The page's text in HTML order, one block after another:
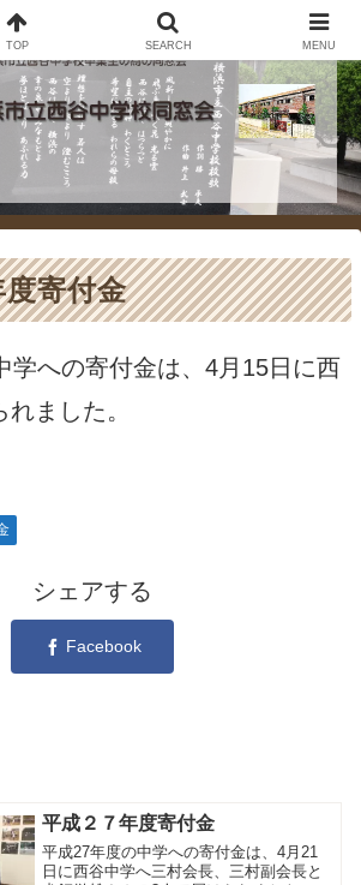
寄付金
学への寄付金は、4月15日に西
ました。
シェアする
Facebook
平成２７年度寄付金
平成27年度の中学への寄付金は、4月21
日に西谷中学へ三村会長、三村副会長と
TOP SEARCH MENU